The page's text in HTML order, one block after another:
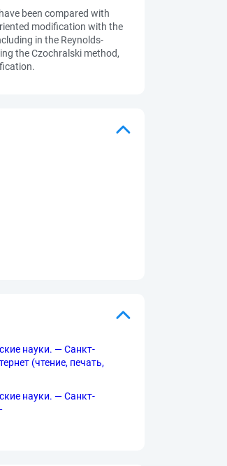
been compared with
modification with the
in the Reynolds-
the Czochralski method,
науки. — Санкт-
(чтение, печать,
науки. — Санкт-